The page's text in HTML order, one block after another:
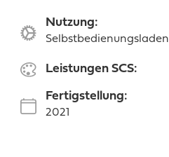
Nutzung:
Selbstbedienungsladen
Leistungen SCS:
Fertigstellung:
2021